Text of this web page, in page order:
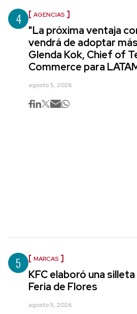
4 AGENCIAS
"La próxima ventaja
vendrá de adoptar
Glenda Kok, Chief of
Commerce para
agosto 5, 2026
5 MARCAS
KFC elaboró una
Feria de Flores
agosto 5, 2026